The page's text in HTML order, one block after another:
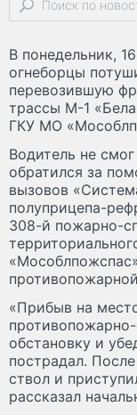
В понедельник,
огнеборцы
перевозившую
трассы М-1
ГКУ МО
Водитель не
обратился за
вызовов
полуприцепа-
308-й пожарно-
«Прибыв на
обстановку и
пострадал.
ствол и
рассказал